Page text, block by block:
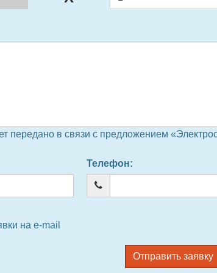
передано в связи с предложением
Телефон:
на e-mail
Отправить заявку